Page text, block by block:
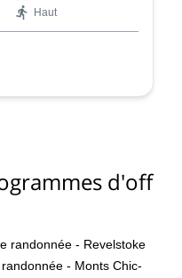
Haut
d'off
randonnée - Revelstoke
- Monts Chic-